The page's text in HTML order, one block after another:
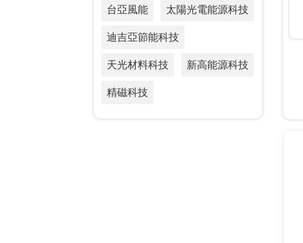
台亞風能 太陽光電能源科技
迪吉亞節能科技
天光材料科技 新高能源科技
精磁科技